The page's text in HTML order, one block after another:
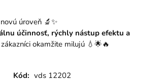
úroveň 🔬✨
účinnosť, rýchly nástup efektu a
okamžite milujú 💧🌟🔥
Kód: vds 12202